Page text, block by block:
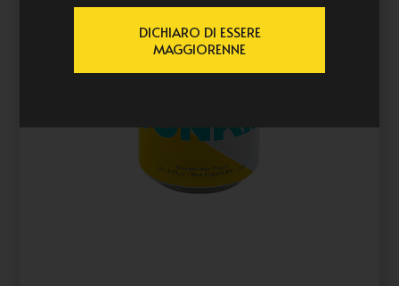
DICHIARO DI ESSERE
MAGGIORENNE